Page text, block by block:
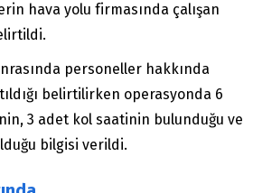
hava yolu firmasında çalışan
personeller hakkında
belirtilirken operasyonda 6
3 adet kol saatinin bulunduğu ve
bilgisi verildi.